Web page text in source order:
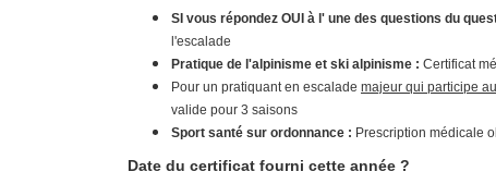
SI vous répondez OUI à l' une des questions du
l'escalade
Pratique de l'alpinisme et ski alpinisme : Certificat
Pour un pratiquant en escalade majeur qui participe
valide pour 3 saisons
Sport santé sur ordonnance : Prescription médicale
Date du certificat fourni cette année ?